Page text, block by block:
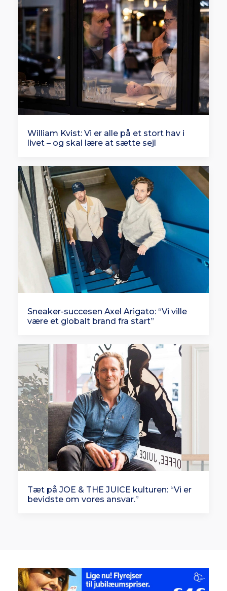
William Kvist: Vi er alle på et stort hav i
livet – og skal lære at sætte sejl
Sneaker-succesen Axel Arigato: “Vi ville
være et globalt brand fra start”
Tæt på JOE & THE JUICE kulturen: “Vi er
bevidste om vores ansvar.”